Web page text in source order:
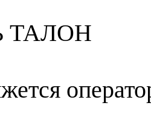
ТАЛОН